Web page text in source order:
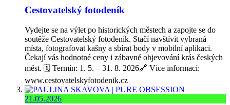
Cestovatelský fotodeník
Vydejte se na výlet po historických městech a zapojte se do
soutěže Cestovatelský fotodeník. Stačí navštívit vybraná
místa, fotografovat kašny a sbírat body v mobilní aplikaci.
Čekají vás hodnotné ceny i zábavné objevování krás českých
měst. 🗓️ Termín: 1. 5. – 31. 8. 2026🔗 Více informací:
www.cestovatelskyfotodenik.cz
21.05.2026